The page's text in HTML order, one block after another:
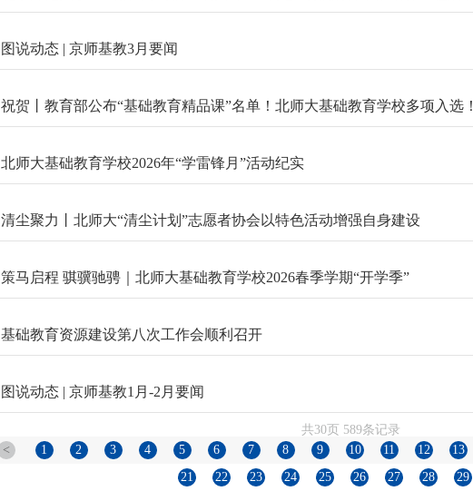
图说动态 | 京师基教3月要闻
祝贺丨教育部公布“基础教育精品课”名单！北师大基础教育学校多项入选！
北师大基础教育学校2026年“学雷锋月”活动纪实
清尘聚力丨北师大“清尘计划”志愿者协会以特色活动增强自身建设
策马启程 骐骥驰骋｜北师大基础教育学校2026春季学期“开学季”
基础教育资源建设第八次工作会顺利召开
图说动态 | 京师基教1月-2月要闻
共30页 589条记录
<
1 2 3 4 5 6 7 8 9 10 11 12 13
21
22 23 24 25 26 27 28 29